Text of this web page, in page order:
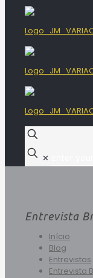
✕
Entrevista
Início
Blog
Entrevistas
Entrevista